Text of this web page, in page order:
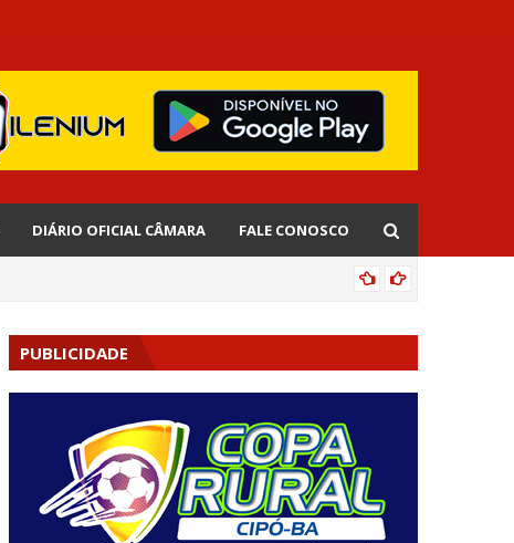
DIÁRIO OFICIAL CÂMARA FALE CONOSCO
PUBLICIDADE